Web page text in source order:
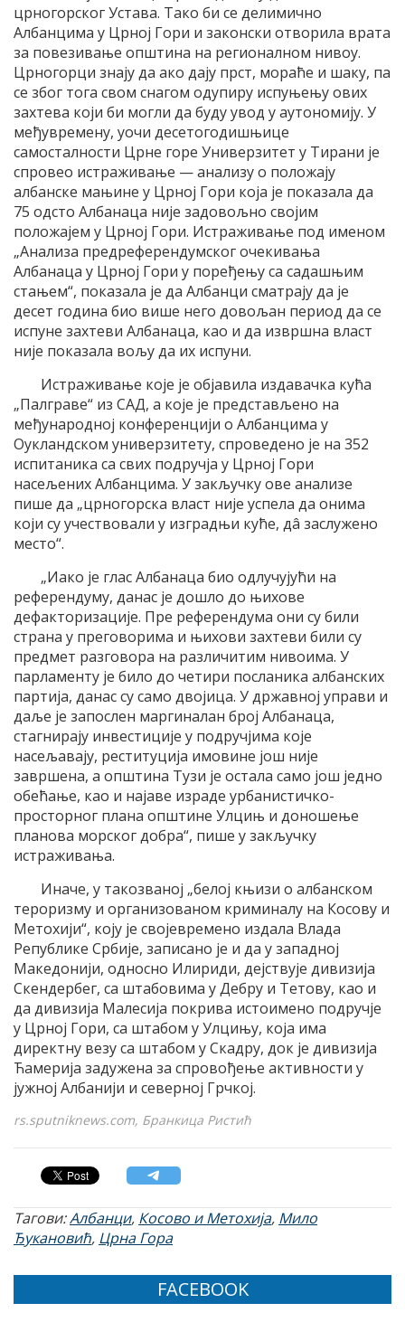
црногорског Устава. Тако би се делимично
Албанцима у Црној Гори и законски отворила врата
за повезивање општина на регионалном нивоу.
Црногорци знају да ако дају прст, мораће и шаку, па
се због тога свом снагом одупиру испуњењу ових
захтева који би могли да буду увод у аутономију. У
међувремену, уочи десетогодишњице
самосталности Црне горе Универзитет у Тирани је
спровео истраживање — анализу о положају
албанске мањине у Црној Гори која је показала да
75 одсто Албанаца није задовољно својим
положајем у Црној Гори. Истраживање под именом
„Анализа предреферендумског очекивања
Албанаца у Црној Гори у поређењу са садашњим
стањем“, показала је да Албанци сматрају да је
десет година био више него довољан период да се
испуне захтеви Албанаца, као и да извршна власт
није показала вољу да их испуни.
Истраживање које је објавила издавачка кућа
„Палграве“ из САД, а које је представљено на
међународној конференцији о Албанцима у
Оукландском универзитету, спроведено је на 352
испитаника са свих подручја у Црној Гори
насељених Албанцима. У закључку ове анализе
пише да „црногорска власт није успела да онима
који су учествовали у изградњи куће, дâ заслужено
место“.
„Иако је глас Албанаца био одлучујући на
референдуму, данас је дошло до њихове
дефакторизације. Пре референдума они су били
страна у преговорима и њихови захтеви били су
предмет разговора на различитим нивоима. У
парламенту је било до четири посланика албанских
партија, данас су само двојица. У државној управи и
даље је запослен маргиналан број Албанаца,
стагнирају инвестиције у подручјима које
насељавају, реституција имовине још није
завршена, а општина Тузи је остала само још једно
обећање, као и најаве израде урбанистичко-
просторног плана општине Улцињ и доношење
планова морског добра“, пише у закључку
истраживања.
Иначе, у такозваној „белој књизи о албанском
тероризму и организованом криминалу на Косову и
Метохији“, коју је својевремено издала Влада
Републике Србије, записано је и да у западној
Македонији, односно Илириди, дејствује дивизија
Скендербег, са штабовима у Дебру и Тетову, као и
да дивизија Малесија покрива истоимено подручје
у Црној Гори, са штабом у Улцињу, која има
директну везу са штабом у Скадру, док је дивизија
Ћамерија задужена за спровођење активности у
јужној Албанији и северној Грчкој.
rs.sputniknews.com, Бранкица Ристић
Тагови:Албанци, Косово и Метохија, Мило
Ђукановић, Црна Гора
FACEBOOK